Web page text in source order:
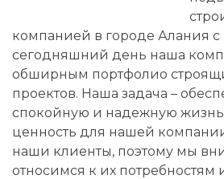
компанией в городе Алания с
сегодняшний день наша
обширным портфолио
проектов. Наша задача –
спокойную и надежную
ценность для нашей
наши клиенты, поэтому мы
относимся к их потребностям